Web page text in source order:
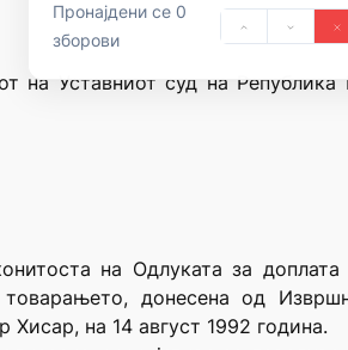
Пронајдени се 0
зборови
на Уставниот суд на Република
на Одлуката за
донесена од
на 14 август 1992 година.